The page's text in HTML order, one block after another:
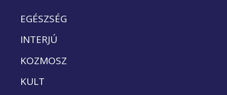
EGÉSZSÉG
INTERJÚ
KOZMOSZ
KULT